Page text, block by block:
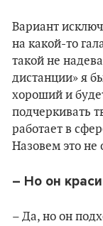
Вариант
на какой-то
такой не
дистанции» я
хороший и
подчеркивать
работает в
Назовем это
– Но он
– Да, но он